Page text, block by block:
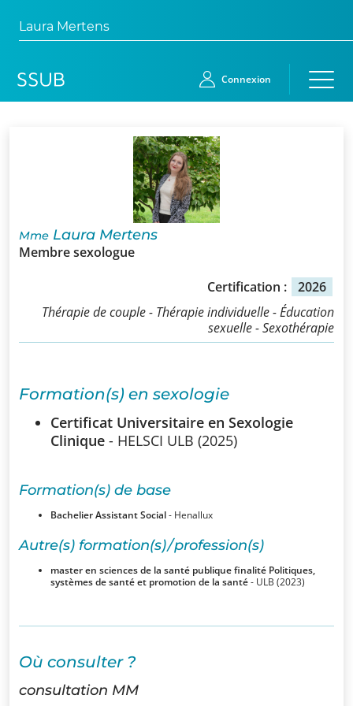
Laura Mertens
d’adhésion
sommes-
Historique
La
Superviseurs
Comités
Comité
Déontologique
Comité
Scientifique
Connexion
Mme Laura Mertens
Membre sexologue
Certification :
2026
Thérapie de couple - Thérapie individuelle - Éducation
sexuelle - Sexothérapie
Formation(s) en sexologie
Certificat Universitaire en Sexologie
Clinique - HELSCI ULB (2025)
Formation(s) de base
Bachelier Assistant Social- Henallux
Autre(s) formation(s) / profession(s)
master en sciences de la santé publique finalité Politiques,
systèmes de santé et promotion de la santé- ULB (2023)
Où consulter ?
consultation MM